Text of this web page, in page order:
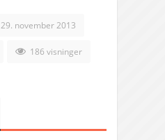
29. november 2013
186 visninger